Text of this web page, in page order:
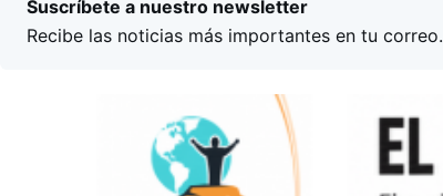
Suscríbete a nuestro newsletter
Recibe las noticias más importantes en tu correo.